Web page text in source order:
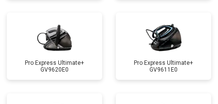
Pro Express Ultimate+
GV9620E0
Pro Express Ultimate+
GV9611E0